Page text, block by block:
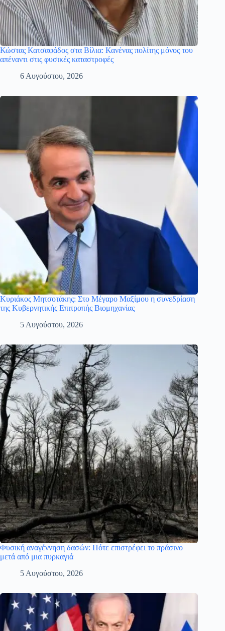
Κώστας Κατσαφάδος στα Βίλια: Κανένας πολίτης μόνος του
απέναντι στις φυσικές καταστροφές
6 Αυγούστου, 2026
Κυριάκος Μητσοτάκης: Στο Μέγαρο Μαξίμου η συνεδρίαση
της Κυβερνητικής Επιτροπής Βιομηχανίας
5 Αυγούστου, 2026
Φυσική αναγέννηση δασών: Πότε επιστρέφει το πράσινο
μετά από μια πυρκαγιά
5 Αυγούστου, 2026